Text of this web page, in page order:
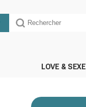
LOVE & SEXE